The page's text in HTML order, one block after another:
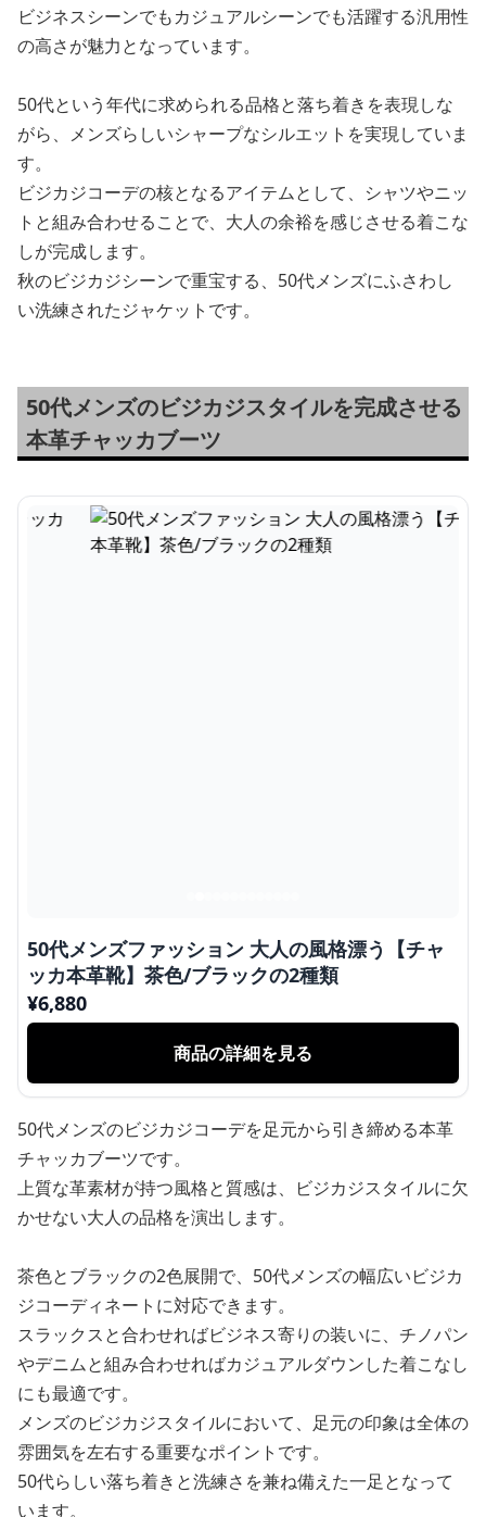
ビジネスシーンでもカジュアルシーンでも活躍する汎用性
の高さが魅力となっています。
50代という年代に求められる品格と落ち着きを表現しな
がら、メンズらしいシャープなシルエットを実現していま
す。
ビジカジコーデの核となるアイテムとして、シャツやニッ
トと組み合わせることで、大人の余裕を感じさせる着こな
しが完成します。
秋のビジカジシーンで重宝する、50代メンズにふさわし
い洗練されたジャケットです。
50代メンズのビジカジスタイルを完成させる
本革チャッカブーツ
50代メンズファッション 大人の風格漂う【チャ
ッカ本革靴】茶色/ブラックの2種類
¥6,880
商品の詳細を見る
50代メンズのビジカジコーデを足元から引き締める本革
チャッカブーツです。
上質な革素材が持つ風格と質感は、ビジカジスタイルに欠
かせない大人の品格を演出します。
茶色とブラックの2色展開で、50代メンズの幅広いビジカ
ジコーディネートに対応できます。
スラックスと合わせればビジネス寄りの装いに、チノパン
やデニムと組み合わせればカジュアルダウンした着こなし
にも最適です。
メンズのビジカジスタイルにおいて、足元の印象は全体の
雰囲気を左右する重要なポイントです。
50代らしい落ち着きと洗練さを兼ね備えた一足となって
います。